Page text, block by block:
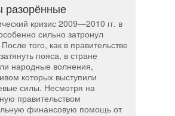
кризис 2009—2010 гг. в
сильно затронул
того, как в правительстве
пояса, в стране
народные волнения,
которых выступили
силы. Несмотря на
правительством
финансовую помощь от